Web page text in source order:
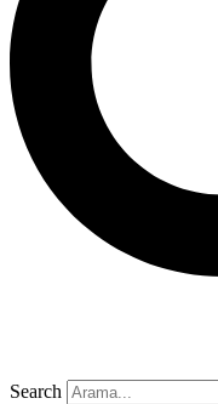
Search